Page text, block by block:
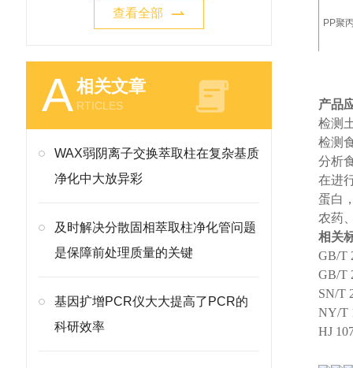
查看全部
A相关文章
RTICLES
WAX弱阴离子交换萃取柱在复杂基质
净化中大放异彩
及时解决分散固相萃取柱净化管问题
是保障前处理质量的关键
基因扩增PCR仪大大提高了PCR的
科研效率
PP聚
产品
检测
检测
分析
在进
蛋白
农药
相关
GB/T
GB/T
SN/T
NY/T
HJ